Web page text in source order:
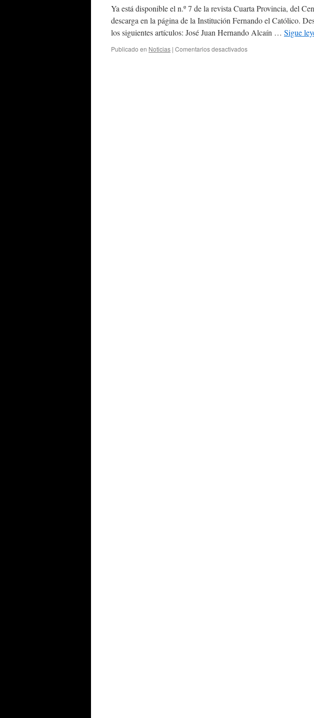
LLAMABA
LA
RÚA
Ya está disponible el n.º 7 de la revista Cuarta Provincia, del
descarga en la página de la Institución Fernando el Católico.
los siguientes artículos: José Juan Hernando Alcaín … Sigue
Publicado en Noticias | Comentarios desactivadosen